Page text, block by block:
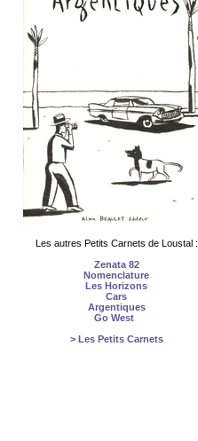
Les autres Petits Carnets de Loustal :
Zenata 82
Nomenclature
Les Horizons
Cars
Argentiques
Go West
> Les Petits Carnets